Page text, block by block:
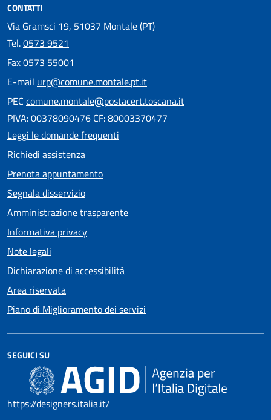
CONTATTI
Via Gramsci 19, 51037 Montale (PT)
Tel.0573 9521
Fax0573 55001
E-mail urp@comune.montale.pt.it
PEC comune.montale@postacert.toscana.it
PIVA: 00378090476 CF: 80003370477
Leggi le domande frequenti
Richiedi assistenza
Prenota appuntamento
Segnala disservizio
Amministrazione trasparente
Informativa privacy
Note legali
Dichiarazione di accessibilità
Area riservata
Piano di Miglioramento dei servizi
SEGUICI SU
https://designers.italia.it/